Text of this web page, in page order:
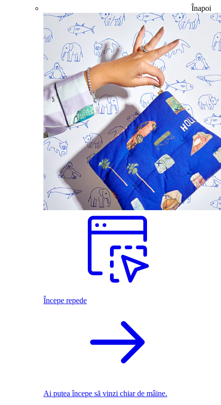
Înapoi
Începe repede
Ai putea începe să vinzi chiar de mâine.